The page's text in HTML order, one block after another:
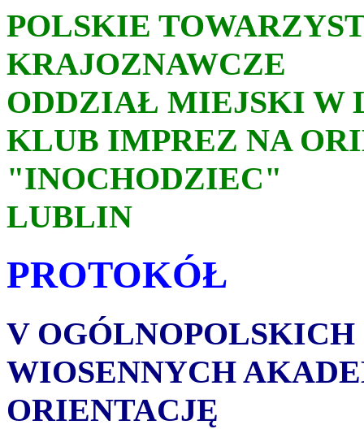
POLSKIE
KRAJOZNAWCZE
ODDZIAŁ MIEJSKI W
KLUB IMPREZ NA
"INOCHODZIEC"
LUBLIN
PROTOKÓŁ
V OGÓLNOPOLSKICH
WIOSENNYCH
ORIENTACJĘ